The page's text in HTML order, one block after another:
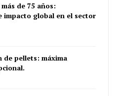
de 75 años:
impacto global en el sector
de pellets: máxima